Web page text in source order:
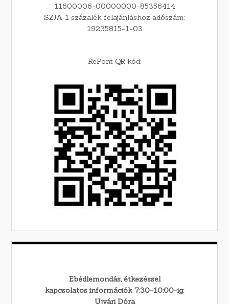
11600006-00000000-85356414
SZJA 1 százalék felajánláshoz adószám:
19235815-1-03
RePont QR kód:
Ebédlemondás, étkezéssel
kapcsolatos információk 7:30-10:00-ig:
Ujvári Dóra